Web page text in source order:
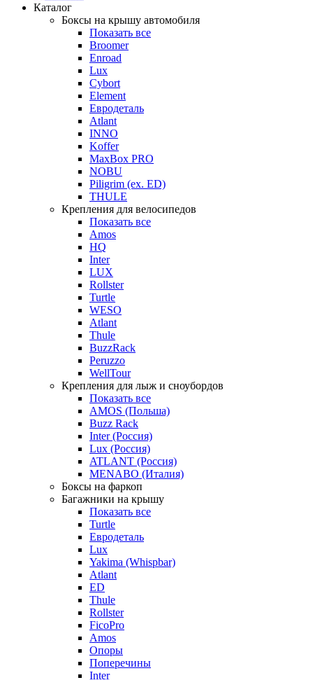
Каталог
Боксы на крышу автомобиля
Показать все
Broomer
Enroad
Lux
Cybort
Element
Евродеталь
Atlant
INNO
Koffer
MaxBox PRO
NOBU
Piligrim (ex. ED)
THULE
Крепления для велосипедов
Показать все
Amos
HQ
Inter
LUX
Rollster
Turtle
WESO
Atlant
Thule
BuzzRack
Peruzzo
WellTour
Крепления для лыж и сноубордов
Показать все
AMOS (Польша)
Buzz Rack
Inter (Россия)
Lux (Россия)
ATLANT (Россия)
MENABO (Италия)
Боксы на фаркоп
Багажники на крышу
Показать все
Turtle
Евродеталь
Lux
Yakima (Whispbar)
Atlant
ED
Thule
Rollster
FicoPro
Amos
Опоры
Поперечины
Inter